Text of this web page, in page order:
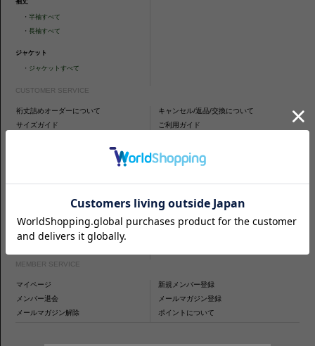
袖丈
・半袖すべて
・長袖すべて
ジャケット
・ ジャケットすべて
CUSTOMER SERVICE
裄丈詰めオーダーについて
キャンセル/返品/交換について
サイズガイド
ご利用ガイド
商品を探す
CAMICIANISTAについて
生地について
MEMBER SERVICE
マイページ
新規メンバー登録
メンバー退会
メールマガジン登録
メールマガジン解除
ポイントについて